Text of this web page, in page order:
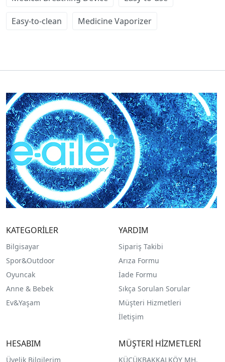
Easy-to-clean Medicine Vaporizer
KATEGORİLER
Bilgisayar
Spor&Outdoor
Oyuncak
Anne & Bebek
Ev&Yaşam
YARDIM
Sipariş Takibi
Arıza Formu
İade Formu
Sıkça Sorulan Sorular
Müşteri Hizmetleri
İletişim
HESABIM
Üyelik Bilgilerim
MÜŞTERİ HİZMETLERİ
KÜÇÜKBAKKALKÖY MH.